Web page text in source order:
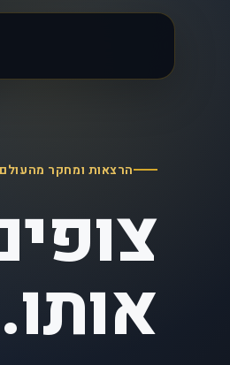
הרצאות ומחקר מהעולם